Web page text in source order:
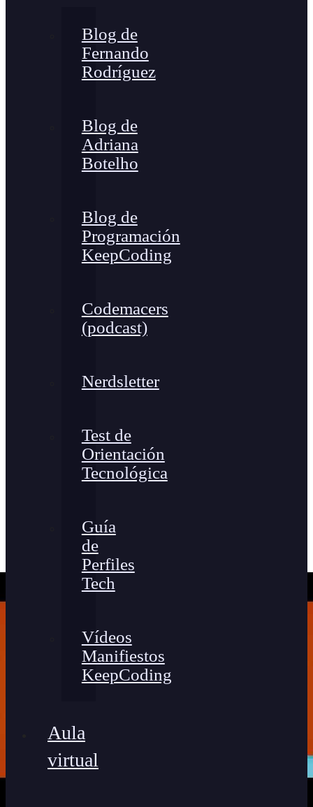
Blog de
Fernando
Rodríguez
Blog de
Adriana
Botelho
Blog de
Programación
KeepCoding
Codemacers
(podcast)
Nerdsletter
Test de
Orientación
Tecnológica
Guía
de
Perfiles
Tech
Vídeos
Manifiestos
KeepCoding
Aula
virtual